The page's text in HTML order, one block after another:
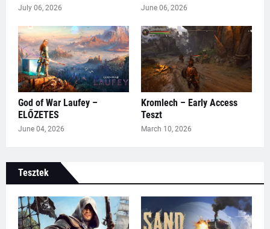
July 06, 2026 June 06, 2026
God of War Laufey –
ELŐZETES
June 04, 2026
Kromlech – Early Access
Teszt
March 10, 2026
Tesztek